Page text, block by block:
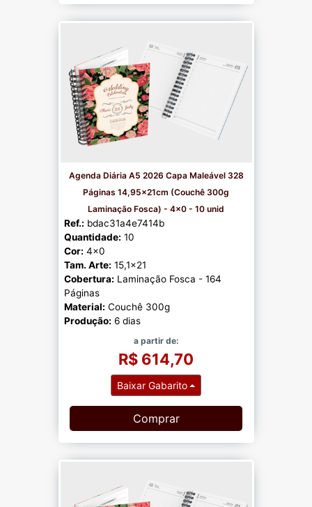
Agenda Diária A5 2026 Capa Maleável 328
Páginas 14,95x21cm (Couchê 300g
Laminação Fosca) - 4x0 - 10 unid
Ref.: bdac31a4e7414b
Quantidade: 10
Cor: 4x0
Tam. Arte: 15,1x21
Cobertura: Laminação Fosca - 164
Páginas
Material: Couchê 300g
Produção: 6 dias
a partir de:
R$ 614,70
Baixar Gabarito
Comprar